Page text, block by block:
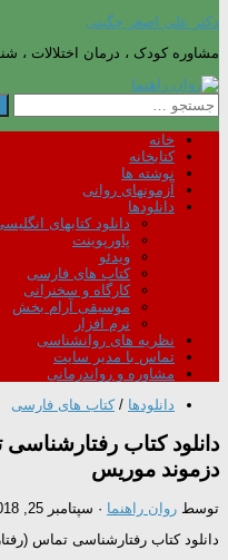
دکتر علی اصغر چگینی
مشاوره کودک ، درمان اختلالات ،
جستجو
برای:
خانه
کتابخانه
نوشته ها
آزمونهای روانی
دانلودها
دانلود کتابهای
پاورپوینت
ویدئو
کتاب های فارسی
کارگاه و سخنرانی
موسیقی آرام بخش
نرم افزار
نظریه های روانشناسی
تماس با مدیر سایت
مشاوره و رواندرمانی
دانلودها / کتاب های فارسی
دانلود کتاب
دزموند موریس
توسط روان راهنما · سپتامبر 25, 2018
دانلود کتاب رفتارشناسی تماس